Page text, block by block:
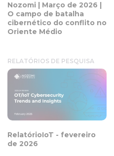
Nozomi | Março de 2026 |
O campo de batalha
cibernético do conflito no
Oriente Médio
RELATÓRIOS DE PESQUISA
RelatórioIoT - fevereiro
de 2026